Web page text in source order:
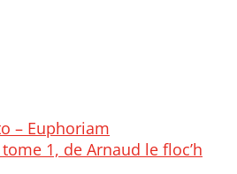
– Euphoriam
1, de Arnaud le floc’h